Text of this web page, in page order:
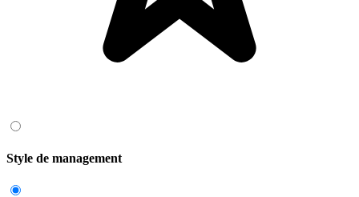
Style de management